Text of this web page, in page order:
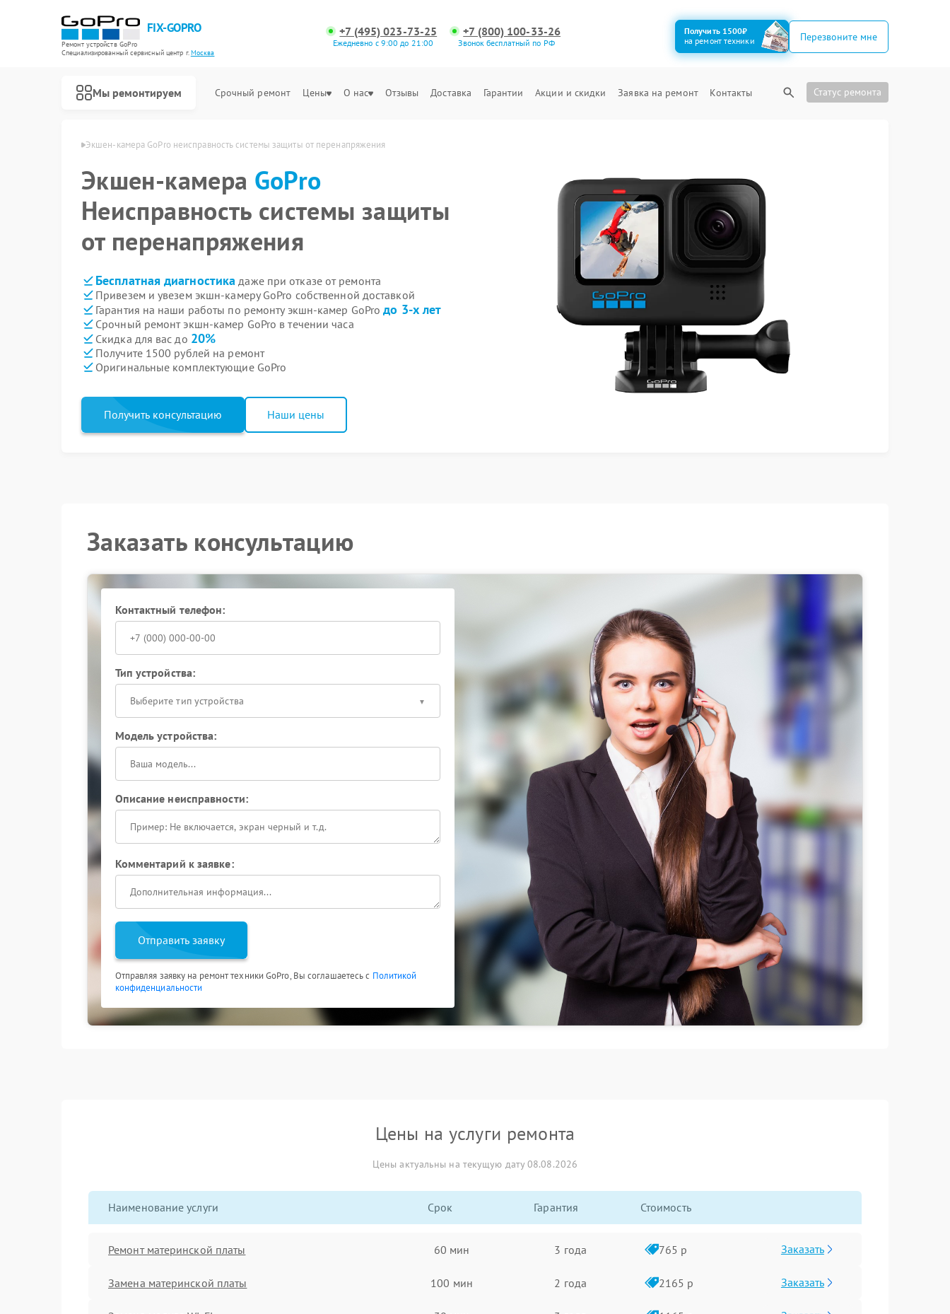
FIX-GOPRO
Ремонт устройств GoPro
Специализированный cервисный центр г.Москва
+7 (495) 023-73-25
Ежедневно с 9:00 до 21:00
+7 (800) 100-33-26
Звонок бесплатный по РФ
Получить 1500₽
на ремонт техники
Перезвоните мне
Мы ремонтируем Срочный ремонт Цены О нас Отзывы Доставка Гарантии Акции и скидки Заявка на ремонт Контакты Статус ремонта
Экшен-камера GoPro неисправность системы защиты от перенапряжения
Экшен-камера GoPro
Неисправность системы защиты
от перенапряжения
Бесплатная диагностика даже при отказе от ремонта
Привезем и увезем экшн-камеру GoPro собственной доставкой
Гарантия на наши работы по ремонту экшн-камер GoProдо 3-х лет
Срочный ремонт экшн-камер GoPro в течении часа
Скидка для вас до 20%
Получите 1500 рублей на ремонт
Оригинальные комплектующие GoPro
Получить консультацию Наши цены
Заказать консультацию
Контактный телефон:
Тип устройства:
Выберите тип устройства
Модель устройства:
Описание неисправности:
Комментарий к заявке:
Отправить заявку
Отправляя заявку на ремонт техники GoPro, Вы соглашаетесь с Политикой
конфиденциальности
Цены на услуги ремонта
Цены актуальны на текущую дату 08.08.2026
Наименование услуги Срок Гарантия Стоимость
Ремонт материнской платы 60 мин 3 года 765 р Заказать
Замена материнской платы 100 мин 2 года 2165 р Заказать